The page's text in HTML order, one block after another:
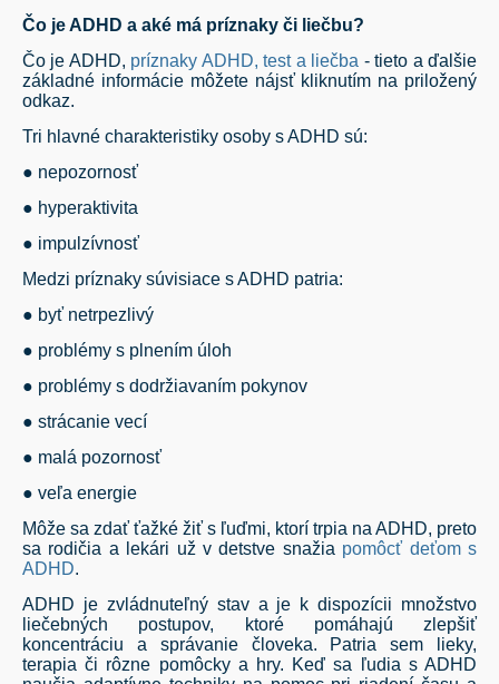
Čo je ADHD a aké má príznaky či liečbu?
Čo je ADHD, príznaky ADHD, test a liečba - tieto a ďalšie
základné informácie môžete nájsť kliknutím na priložený
odkaz.
Tri hlavné charakteristiky osoby s ADHD sú:
● nepozornosť
● hyperaktivita
● impulzívnosť
Medzi príznaky súvisiace s ADHD patria:
● byť netrpezlivý
● problémy s plnením úloh
● problémy s dodržiavaním pokynov
● strácanie vecí
● malá pozornosť
● veľa energie
Môže sa zdať ťažké žiť s ľuďmi, ktorí trpia na ADHD, preto
sa rodičia a lekári už v detstve snažia pomôcť deťom s
ADHD.
ADHD je zvládnuteľný stav a je k dispozícii množstvo
liečebných postupov, ktoré pomáhajú zlepšiť
koncentráciu a správanie človeka. Patria sem lieky,
terapia či rôzne pomôcky a hry. Keď sa ľudia s ADHD